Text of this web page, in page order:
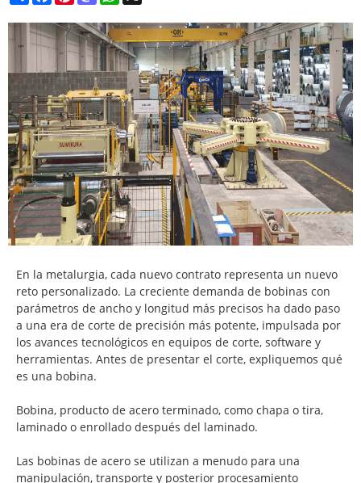
En la metalurgia, cada nuevo contrato representa un nuevo
reto personalizado. La creciente demanda de bobinas con
parámetros de ancho y longitud más precisos ha dado paso
a una era de corte de precisión más potente, impulsada por
los avances tecnológicos en equipos de corte, software y
herramientas. Antes de presentar el corte, expliquemos qué
es una bobina.
Bobina, producto de acero terminado, como chapa o tira,
laminado o enrollado después del laminado.
Las bobinas de acero se utilizan a menudo para una
manipulación, transporte y posterior procesamiento